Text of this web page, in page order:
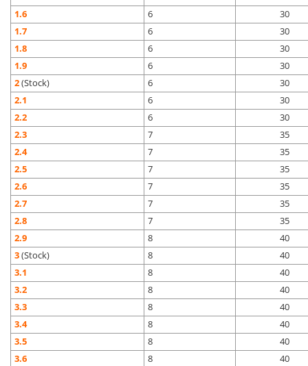
1.6
6
30
1.7
6
30
1.8
6
30
1.9
6
30
2(Stock) 6
30
2.1
6
30
2.2
6
30
2.3
7
35
2.4
7
35
2.5
7
35
2.6
7
35
2.7
7
35
2.8
7
35
2.9
8
40
3(Stock) 8
40
3.1
8
40
3.2
8
40
3.3
8
40
3.4
8
40
3.5
8
40
3.6
8
40